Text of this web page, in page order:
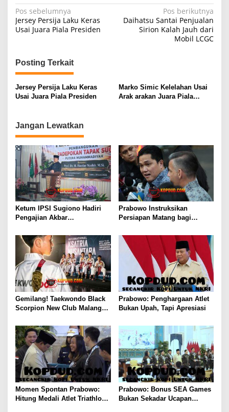
N
a
i
g
a
s
p
o
s
Pos sebelumnya
Jersey Persija Laku Keras
Usai Juara Piala Presiden
Pos berikutnya
Daihatsu Santai Penjualan
Sirion Kalah Jauh dari
Mobil LCGC
Posting Terkait
Jersey Persija Laku Keras
Usai Juara Piala Presiden
Marko Simic Kelelahan Usai
Arak arakan Juara Piala
Jangan Lewatkan
Ketum IPSI Sugiono Hadiri
Pengajian Akbar
Tapak Suci di Jogja
Prabowo Instruksikan
Persiapan Matang bagi
Kualifikasi Piala Dunia 2030
Gemilang! Taekwondo Black
Scorpion New Club Malang
Internasional Ksatria
Nusantara 2026
Prabowo: Penghargaan Atlet
Bukan Upah, Tapi Apresiasi
Momen Spontan Prabowo:
Hitung Medali Atlet Triathlon
Prabowo: Bonus SEA Games
Bukan Sekadar Ucapan